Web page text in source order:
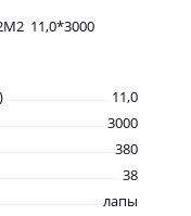
11,0*3000
11,0
3000
380
38
лапы